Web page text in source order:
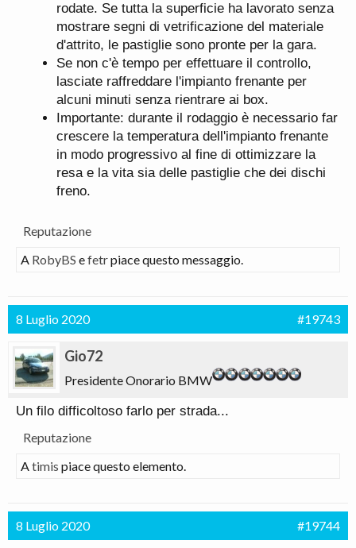
rodate. Se tutta la superficie ha lavorato senza
mostrare segni di vetrificazione del materiale
d'attrito, le pastiglie sono pronte per la gara.
Se non c'è tempo per effettuare il controllo,
lasciate raffreddare l'impianto frenante per
alcuni minuti senza rientrare ai box.
Importante: durante il rodaggio è necessario far
crescere la temperatura dell'impianto frenante
in modo progressivo al fine di ottimizzare la
resa e la vita sia delle pastiglie che dei dischi
freno.
Reputazione
A RobyBS efetrpiace questo messaggio.
8 Luglio 2020 #19743
Gio72
Presidente Onorario BMW
Un filo difficoltoso farlo per strada...
Reputazione
Atimis piace questo elemento.
8 Luglio 2020 #19744